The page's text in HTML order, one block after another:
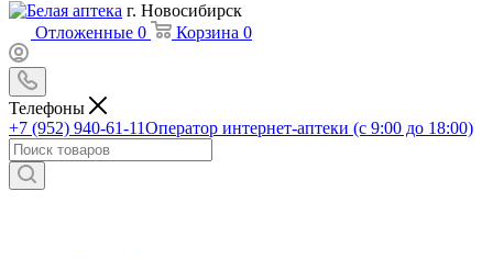
г. Новосибирск
Отложенные 0 Корзина 0
Телефоны
+7 (952) 940-61-11Оператор интернет-аптеки (с 9:00 до 18:00)